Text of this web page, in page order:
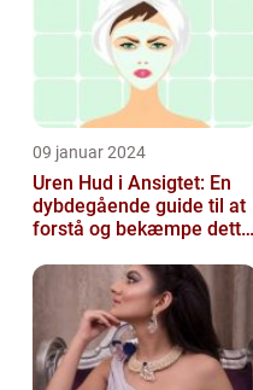
09 januar 2024
Uren Hud i Ansigtet: En
dybdegående guide til at
forstå og bekæmpe dette